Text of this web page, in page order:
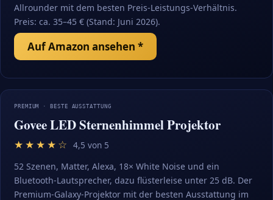
Allrounder mit dem besten Preis-Leistungs-Verhältnis.
Preis: ca. 35–45 € (Stand: Juni 2026).
Auf Amazon ansehen *
PREMIUM · BESTE AUSSTATTUNG
Govee LED Sternenhimmel Projektor
★★★★☆ 4,5 von 5
52 Szenen, Matter, Alexa, 18× White Noise und ein
Bluetooth-Lautsprecher, dazu flüsterleise unter 25 dB. Der
Premium-Galaxy-Projektor mit der besten Ausstattung im